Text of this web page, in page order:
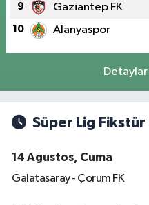
9 Gaziantep FK
10 Alanyaspor
Detaylar
Süper Lig Fikstür
14 Ağustos, Cuma
Galatasaray - Çorum FK